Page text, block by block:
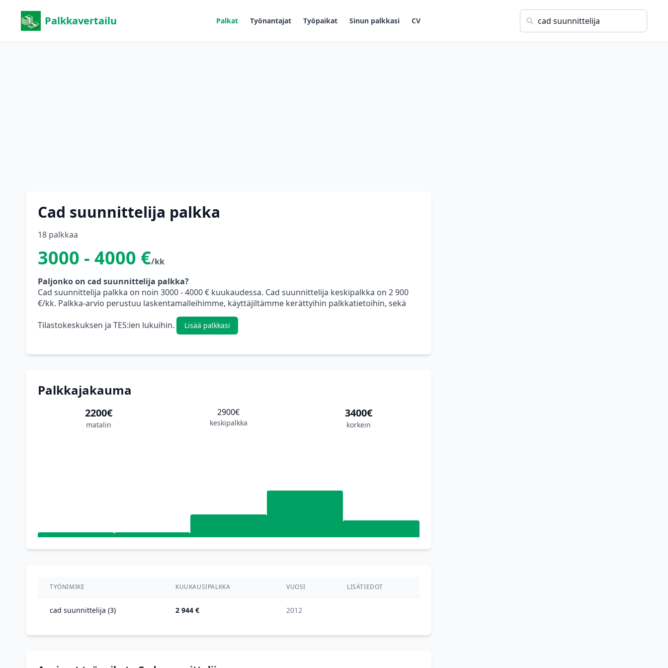
Palkkavertailu Palkat Työnantajat Työpaikat Sinun palkkasi CV
Cad suunnittelija palkka
18 palkkaa
3000 - 4000 €/kk
Paljonko on cad suunnittelija palkka?
Cad suunnittelija palkka on noin 3000 - 4000 € kuukaudessa. Cad suunnittelija keskipalkka on 2 900
€/kk. Palkka-arvio perustuu laskentamalleihimme, käyttäjiltämme kerättyihin palkkatietoihin, sekä
Tilastokeskuksen ja TES:ien lukuihin.
Lisää palkkasi
Palkkajakauma
2200€
matalin
2900€
keskipalkka
3400€
korkein
TYÖNIMIKE KUUKAUSIPALKKA VUOSI LISÄTIEDOT
cad suunnittelija (3) 2 944 € 2012